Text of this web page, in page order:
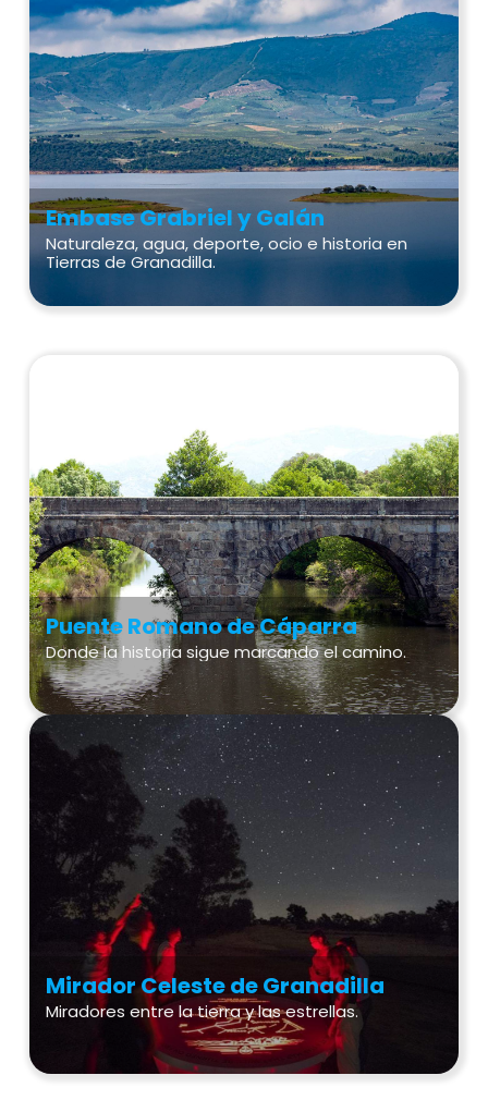
Embase Grabriel y Galán
Naturaleza, agua, deporte, ocio e historia en
Tierras de Granadilla.
Puente Romano de Cáparra
Donde la historia sigue marcando el camino.
Mirador Celeste de Granadilla
Miradores entre la tierra y las estrellas.